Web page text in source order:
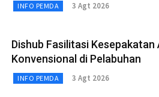
INFO PEMDA 3 Agt 2026
Dishub Fasilitasi Kesepakatan
Konvensional di Pelabuhan
INFO PEMDA 3 Agt 2026